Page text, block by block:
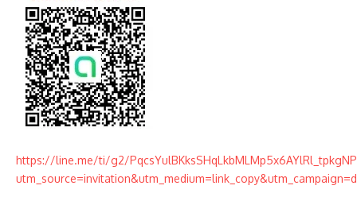
https://line.me/ti/g2/